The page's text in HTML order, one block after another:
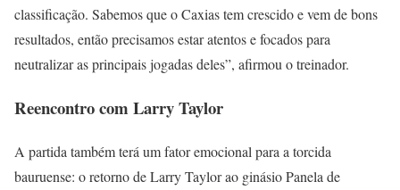
classificação. Sabemos que o Caxias tem crescido e vem de bons
resultados, então precisamos estar atentos e focados para
neutralizar as principais jogadas deles”, afirmou o treinador.
Reencontro com Larry Taylor
A partida também terá um fator emocional para a torcida
bauruense: o retorno de Larry Taylor ao ginásio Panela de